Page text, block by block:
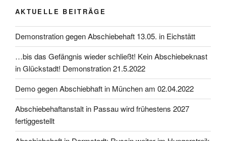
AKTUELLE BEITRÄGE
Demonstration gegen Abschiebehaft 13.05. in Eichstätt
…bis das Gefängnis wieder schließt! Kein Abschiebeknast
in Glückstadt! Demonstration 21.5.2022
Demo gegen Abschiebhaft in München am 02.04.2022
Abschiebehaftanstalt in Passau wird frühestens 2027
fertiggestellt